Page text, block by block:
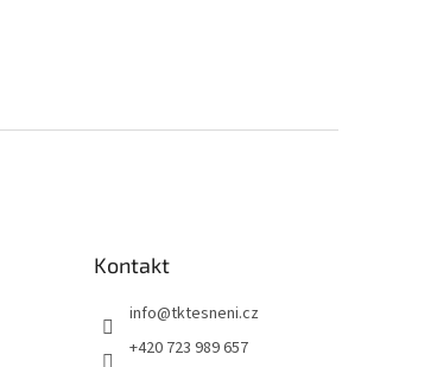
Kontakt
info@tktesneni.cz
+420 723 989 657